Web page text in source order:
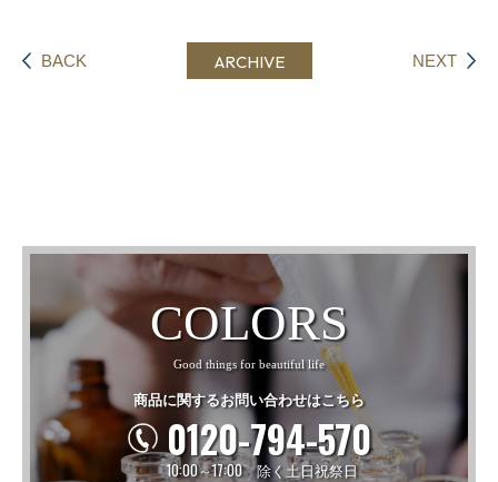
BACK ARCHIVE NEXT
COLORS
Good things for beautiful life
商品に関するお問い合わせはこちら
0120-794-570
10:00～17:00 除く土日祝祭日